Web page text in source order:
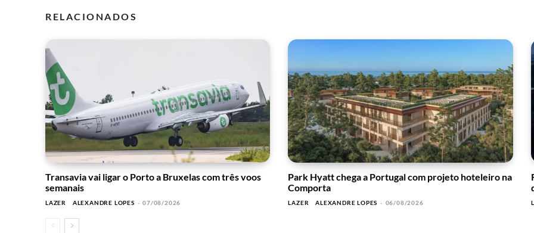
RELACIONADOS
Transavia vai ligar o Porto a Bruxelas com três voos
semanais
LAZER ALEXANDRE LOPES - 07/08/2026
Park Hyatt chega a Portugal com projeto hoteleiro na
Comporta
LAZER ALEXANDRE LOPES - 06/08/2026